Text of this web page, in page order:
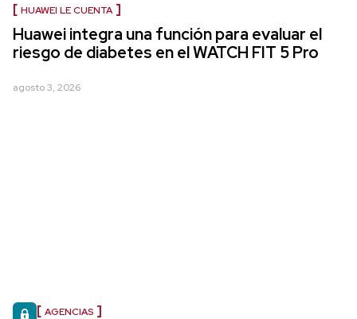
HUAWEI LE CUENTA
Huawei integra una función para evaluar el
riesgo de diabetes en el WATCH FIT 5 Pro
agosto 3, 2026
AGENCIAS